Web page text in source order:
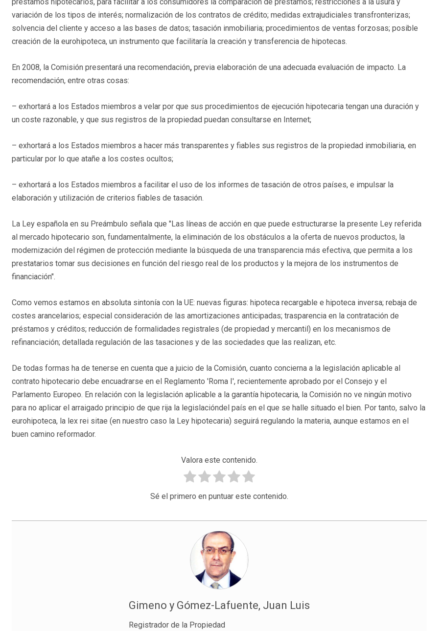
préstamos hipotecarios, para facilitar a los consumidores la comparación de préstamos; restricciones a la usura y
variación de los tipos de interés; normalización de los contratos de crédito; medidas extrajudiciales transfronterizas;
solvencia del cliente y acceso a las bases de datos; tasación inmobiliaria; procedimientos de ventas forzosas; posible
creación de la eurohipoteca, un instrumento que facilitaría la creación y transferencia de hipotecas.
En 2008, la Comisión presentará una recomendación, previa elaboración de una adecuada evaluación de impacto. La
recomendación, entre otras cosas:
– exhortará a los Estados miembros a velar por que sus procedimientos de ejecución hipotecaria tengan una duración y
un coste razonable, y que sus registros de la propiedad puedan consultarse en Internet;
– exhortará a los Estados miembros a hacer más transparentes y fiables sus registros de la propiedad inmobiliaria, en
particular por lo que atañe a los costes ocultos;
– exhortará a los Estados miembros a facilitar el uso de los informes de tasación de otros países, e impulsar la
elaboración y utilización de criterios fiables de tasación.
La Ley española en su Preámbulo señala que "Las líneas de acción en que puede estructurarse la presente Ley referida
al mercado hipotecario son, fundamentalmente, la eliminación de los obstáculos a la oferta de nuevos productos, la
modernización del régimen de protección mediante la búsqueda de una transparencia más efectiva, que permita a los
prestatarios tomar sus decisiones en función del riesgo real de los productos y la mejora de los instrumentos de
financiación".
Como vemos estamos en absoluta sintonía con la UE: nuevas figuras: hipoteca recargable e hipoteca inversa; rebaja de
costes arancelarios; especial consideración de las amortizaciones anticipadas; trasparencia en la contratación de
préstamos y créditos; reducción de formalidades registrales (de propiedad y mercantil) en los mecanismos de
refinanciación; detallada regulación de las tasaciones y de las sociedades que las realizan, etc.
De todas formas ha de tenerse en cuenta que a juicio de la Comisión, cuanto concierna a la legislación aplicable al
contrato hipotecario debe encuadrarse en el Reglamento 'Roma I', recientemente aprobado por el Consejo y el
Parlamento Europeo. En relación con la legislación aplicable a la garantía hipotecaria, la Comisión no ve ningún motivo
para no aplicar el arraigado principio de que rija la legislacióndel país en el que se halle situado el bien. Por tanto, salvo la
eurohipoteca, la lex rei sitae (en nuestro caso la Ley hipotecaria) seguirá regulando la materia, aunque estamos en el
buen camino reformador.
Valora este contenido.
Sé el primero en puntuar este contenido.
Gimeno y Gómez-Lafuente, Juan Luis
Registrador de la Propiedad